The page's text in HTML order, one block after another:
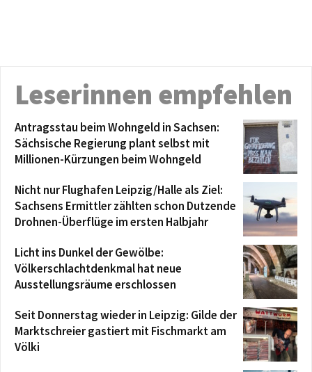
Leserinnen empfehlen
Antragsstau beim Wohngeld in Sachsen:
Sächsische Regierung plant selbst mit
Millionen-Kürzungen beim Wohngeld
Nicht nur Flughafen Leipzig/Halle als Ziel:
Sachsens Ermittler zählten schon Dutzende
Drohnen-Überflüge im ersten Halbjahr
Licht ins Dunkel der Gewölbe:
Völkerschlachtdenkmal hat neue
Ausstellungsräume erschlossen
Seit Donnerstag wieder in Leipzig: Gilde der
Marktschreier gastiert mit Fischmarkt am
Völki